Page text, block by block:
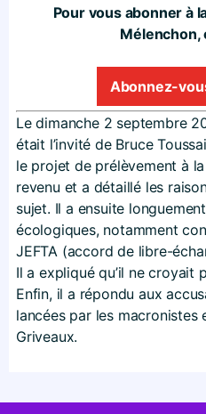
Pour vous abonner à
Mélenchon,
Abonnez-
Le dimanche 2 septembre
était l’invité de Bruce
le projet de prélèvement à
revenu et a détaillé les
sujet. Il a ensuite
écologiques, notamment
JEFTA (accord de libre-
Il a expliqué qu’il ne croyait
Enfin, il a répondu aux
lancées par les macronistes
Griveaux.